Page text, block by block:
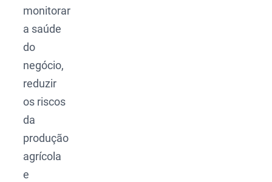
monitorar
a saúde
do
negócio,
reduzir
os riscos
da
produção
agrícola
e